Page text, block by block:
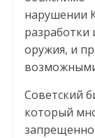
нарушении
разработки
оружия, и
Советский
который